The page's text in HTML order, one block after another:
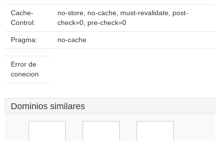
Cache-
Control:
no-store, no-cache, must-revalidate, post-
check=0, pre-check=0
Pragma: no-cache
Error de
conecion
Dominios similares